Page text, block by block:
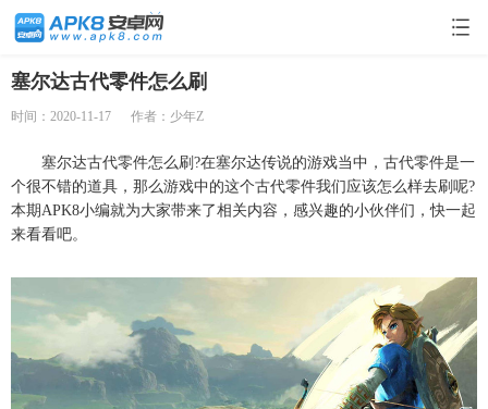
塞尔达古代零件怎么刷
时间：2020-11-17 作者：少年Z
塞尔达古代零件怎么刷?在塞尔达传说的游戏当中，古代零件是一
个很不错的道具，那么游戏中的这个古代零件我们应该怎么样去刷呢?
本期APK8小编就为大家带来了相关内容，感兴趣的小伙伴们，快一起
来看看吧。